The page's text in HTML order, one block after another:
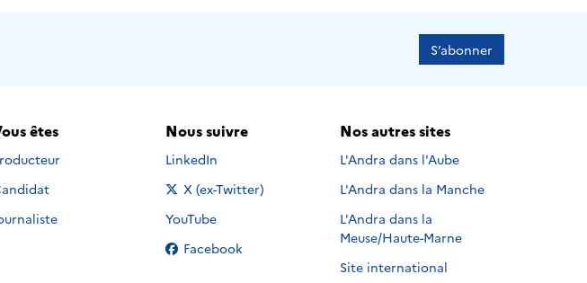
S’abonner
êtes Nous suivre
Nous suivre sur
LinkedIn
Nous suivre sur
X (ex-Twitter)
Nous suivre sur
YouTube
Nous suivre sur
Facebook
Nos autres sites
L'Andra dans l'Aube
L'Andra dans la Manche
L'Andra dans la
Meuse/Haute-Marne
Site international